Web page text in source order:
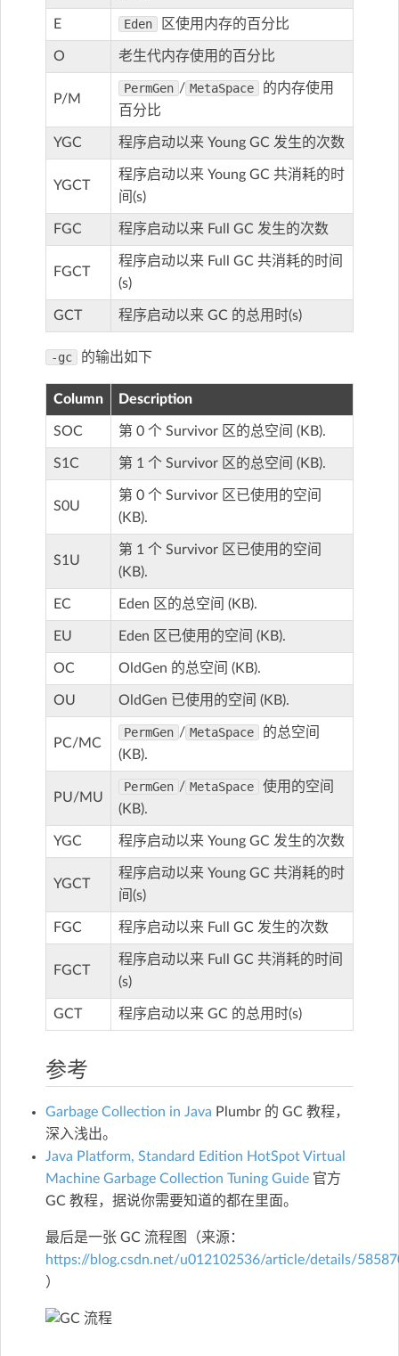
E Eden 区使用内存的百分比
O 老生代内存使用的百分比
P/M
PermGen / MetaSpace
的内存使用
百分比
YGC 程序启动以来 Young GC 发生的次数
YGCT
程序启动以来 Young GC 共消耗的时
间(s)
FGC 程序启动以来 Full GC 发生的次数
FGCT
程序启动以来 Full GC 共消耗的时间
(s)
GCT 程序启动以来 GC 的总用时(s)
-gc 的输出如下
Column Description
SOC 第 0 个 Survivor 区的总空间 (KB).
S1C 第 1 个 Survivor 区的总空间 (KB).
S0U
第 0 个 Survivor 区已使用的空间
(KB).
S1U
第 1 个 Survivor 区已使用的空间
(KB).
EC Eden 区的总空间 (KB).
EU Eden 区已使用的空间 (KB).
OC OldGen 的总空间 (KB).
OU OldGen 已使用的空间 (KB).
PC/MC
PermGen / MetaSpace
的总空间
(KB).
PU/MU
PermGen / MetaSpace
使用的空间
(KB).
YGC 程序启动以来 Young GC 发生的次数
YGCT
程序启动以来 Young GC 共消耗的时
间(s)
FGC 程序启动以来 Full GC 发生的次数
FGCT
程序启动以来 Full GC 共消耗的时间
(s)
GCT 程序启动以来 GC 的总用时(s)
参考
Garbage Collection in Java Plumbr 的 GC 教程，
深入浅出。
Java Platform, Standard Edition HotSpot Virtual
Machine Garbage Collection Tuning Guide 官方
GC 教程，据说你需要知道的都在里面。
最后是一张 GC 流程图（来源：
https://blog.csdn.net/u012102536/article/details/
）